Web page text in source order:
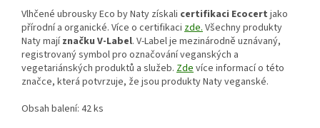
Vlhčené ubrousky Eco by Naty získali certifikaci Ecocert jako
přírodní a organické. Více o certifikaci zde.Všechny produkty
Naty majíznačku V-Label. V-Label je mezinárodně uznávaný,
registrovaný symbol pro označování veganských a
vegetariánských produktů a služeb. Zdevíce informací o této
značce, která potvrzuje, že jsou produkty Naty veganské.
Obsah balení: 42 ks